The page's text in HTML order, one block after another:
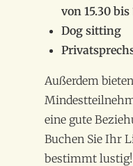
von 15.30
Dog sitting
Außerdem
eine gute
Buchen Sie Ihr
bestimmt lustig!